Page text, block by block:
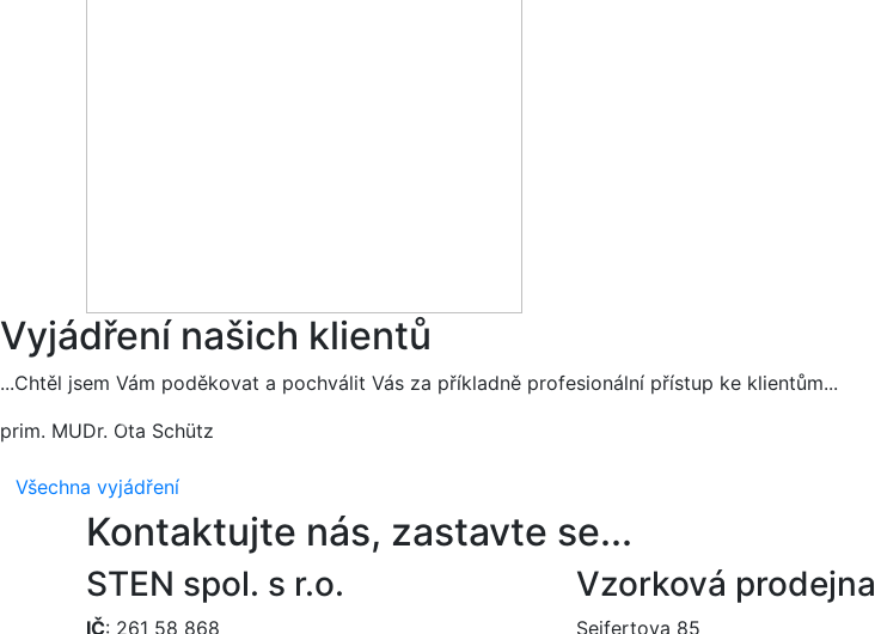
Vyjádření našich klientů
...Chtěl jsem Vám poděkovat a pochválit Vás za příkladně profesionální přístup ke klientům...
prim. MUDr. Ota Schütz
Všechna vyjádření
Kontaktujte nás, zastavte se...
STEN spol. s r.o.
IČ: 261 58 868
Vzorková prodejna
Seifertova 85